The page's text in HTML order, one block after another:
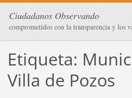
Ciudadanos Observando
comprometidos con la transparencia y los
Etiqueta:
Villa de Pozos